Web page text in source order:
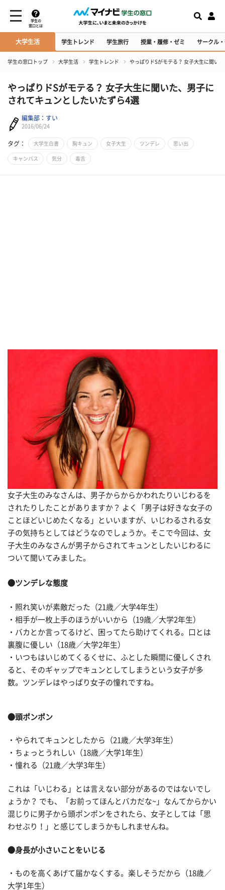
学生の
窓口とは
大学生活 学生トレンド 学生旅行 授業・履修・ゼミ サークル
学生の窓口トップ 大学生活 学生トレンド やっぱりドSがモテる？ 女子大生に聞い
やっぱりドSがモテる？ 女子大生に聞いた、男子に
されてキュンとしたいたずら4選
編集部：すい
2016/06/24
タグ： 大学生白書 胸キュン 女子大生 ツンデレ 思い出
キャンパス 気分 毒舌
女子大生のみなさんは、男子からからかわれたりいじわるを
されたりしたことがありますか？ よく「男子は好きな女子の
ことほどいじめたくなる」といいますが、いじわるされる女
子の気持ちとしてはどうなのでしょうか。そこで今回は、女
子大生のみなさんが男子からされてキュンとしたいじわるに
ついて聞いてみました。
●ツンデレな態度
・照れ笑いが素敵だった（21歳／大学4年生）
・相手が一枚上手のほうがいいから（19歳／大学2年生）
・バカとか言ってるけど、困ってたら助けてくれる。口とは
裏腹に優しい（18歳／大学2年生）
・いつもはいじめてくるくせに、ふとした瞬間に優しくされ
ると、そのギャップでキュンとしてしまうという女子が多
数。ツンデレはやっぱり女子の憧れですね。
●頭ポンポン
・やられてキュンとしたから（21歳／大学3年生）
・ちょっとうれしい（18歳／大学1年生）
・憧れる（21歳／大学3年生）
これは「いじわる」とは言えない部分があるのではないでし
ょうか？ でも、「お前ってほんとバカだな~」なんてからかい
混じりに男子から頭ポンポンをされたら、女子としては「思
わせぶり！」と感じてしまうかもしれませんね。
●身長が小さいことをいじる
・ものを高くあげて届かなくする。楽しそうだから（18歳／
大学1年生）